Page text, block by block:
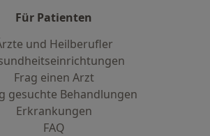
Für Patienten
und Heilberufler
Frag einen Arzt
gesuchte Behandlungen
Erkrankungen
FAQ